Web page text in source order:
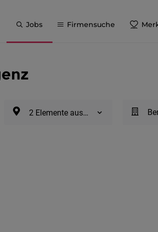
Jobs Firmensuche
2 Elemente ausgewählt